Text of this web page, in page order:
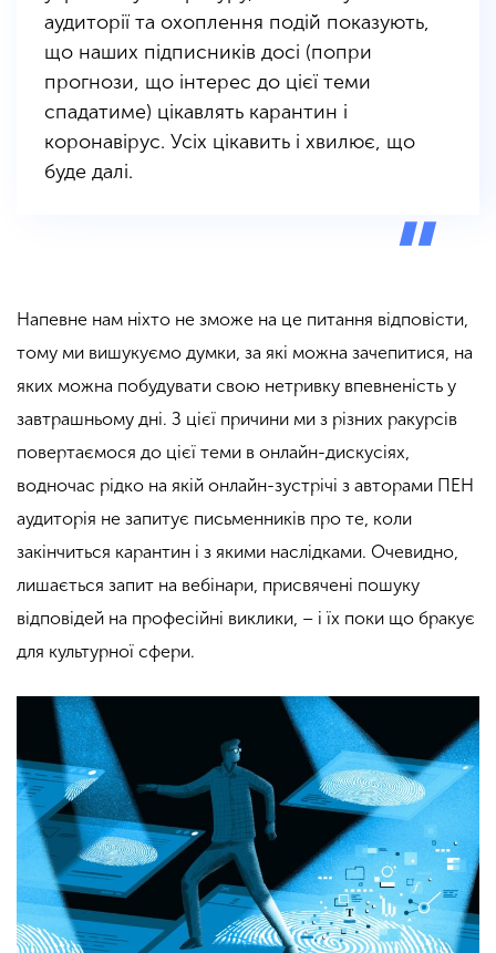
аудиторії та охоплення подій показують,
що наших підписників досі (попри
прогнози, що інтерес до цієї теми
спадатиме) цікавлять карантин і
коронавірус. Усіх цікавить і хвилює, що
буде далі.
Напевне нам ніхто не зможе на це питання відповісти,
тому ми вишукуємо думки, за які можна зачепитися, на
яких можна побудувати свою нетривку впевненість у
завтрашньому дні. З цієї причини ми з різних ракурсів
повертаємося до цієї теми в онлайн-дискусіях,
водночас рідко на якій онлайн-зустрічі з авторами ПЕН
аудиторія не запитує письменників про те, коли
закінчиться карантин і з якими наслідками. Очевидно,
лишається запит на вебінари, присвячені пошуку
відповідей на професійні виклики, – і їх поки що бракує
для культурної сфери.